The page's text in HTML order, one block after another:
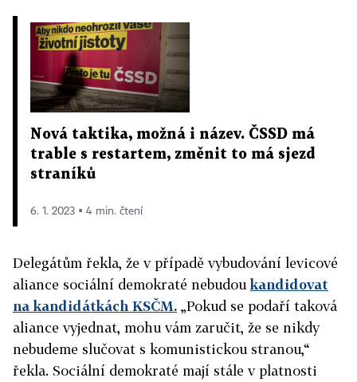
Nová taktika, možná i název. ČSSD má
trable s restartem, změnit to má sjezd
straníků
6. 1. 2023 ▪ 4 min. čtení
Delegátům řekla, že v případě vybudování levicové
aliance sociální demokraté nebudoukandidovat
na kandidátkách KSČM. „Pokud se podaří taková
aliance vyjednat, mohu vám zaručit, že se nikdy
nebudeme slučovat s komunistickou stranou,“
řekla. Sociální demokraté mají stále v platnosti